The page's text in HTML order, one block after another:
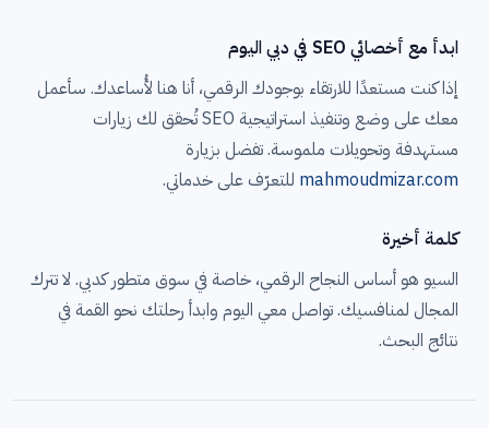
ابدأ مع أخصائي SEO في دبي اليوم
إذا كنت مستعدًا للارتقاء بوجودك الرقمي، أنا هنا لأُساعدك. سأعمل
معك على وضع وتنفيذ استراتيجية SEO تُحقق لك زيارات
مستهدفة وتحويلات ملموسة. تفضل بزيارة
mahmoudmizar.com للتعرّف على خدماتي.
كلمة أخيرة
السيو هو أساس النجاح الرقمي، خاصة في سوق متطور كدبي. لا تترك
المجال لمنافسيك. تواصل معي اليوم وابدأ رحلتك نحو القمة في
نتائج البحث.